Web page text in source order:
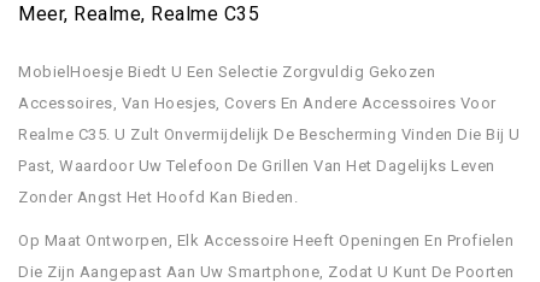
Meer, Realme, Realme C35
MobielHoesje Biedt U Een Selectie Zorgvuldig Gekozen
Accessoires, Van Hoesjes, Covers En Andere Accessoires Voor
Realme C35. U Zult Onvermijdelijk De Bescherming Vinden Die Bij U
Past, Waardoor Uw Telefoon De Grillen Van Het Dagelijks Leven
Zonder Angst Het Hoofd Kan Bieden.
Op Maat Ontworpen, Elk Accessoire Heeft Openingen En Profielen
Die Zijn Aangepast Aan Uw Smartphone, Zodat U Kunt De Poorten